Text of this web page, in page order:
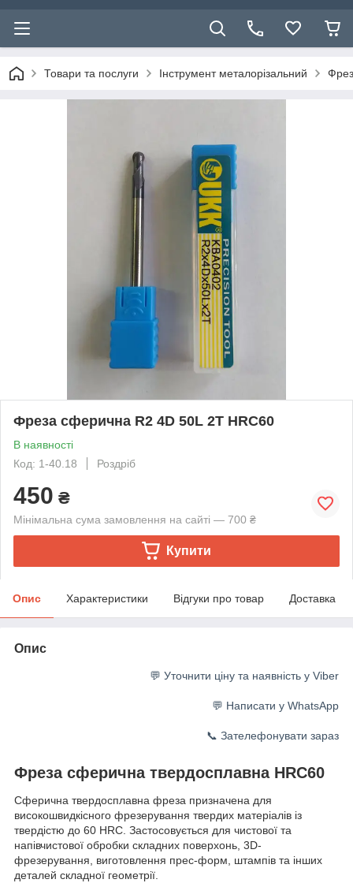
Товари та послуги Інструмент металорізальний
Фреза сферична R2 4D 50L 2T HRC60
В наявності
Код: 1-40.18
Роздріб
450 ₴
Мінімальна сума замовлення на сайті — 700 ₴
Купити
Опис Характеристики Відгуки про товар Доставка
Опис
💬 Уточнити ціну та наявність у Viber
💬 Написати у WhatsApp
📞 Зателефонувати зараз
Фреза сферична твердосплавна HRC60
Сферична твердосплавна фреза призначена для
високошвидкісного фрезерування твердих матеріалів із
твердістю до 60 HRC. Застосовується для чистової та
напівчистової обробки складних поверхонь, 3D-
фрезерування, виготовлення прес-форм, штампів та інших
деталей складної геометрії.